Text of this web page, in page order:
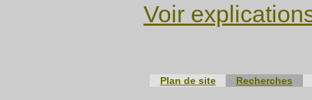
Voir
Plan de site Recherches